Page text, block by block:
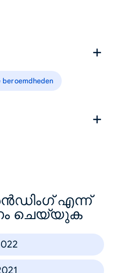
beroemdheden
എന്ന്
ചെയ്യുക